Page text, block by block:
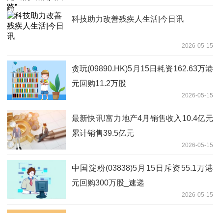
科技助力改善残疾人生活|今日讯
2026-05-15
贪玩(09890.HK)5月15日耗资162.63万港
元回购11.2万股
2026-05-15
最新快讯!富力地产4月销售收入10.4亿元
累计销售39.5亿元
2026-05-15
中国淀粉(03838)5月15日斥资55.1万港
元回购300万股_速递
2026-05-15